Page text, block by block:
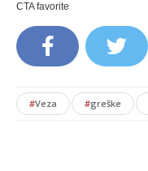
#Veza #greške